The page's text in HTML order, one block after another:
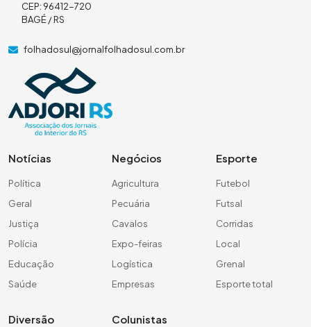
CEP: 96412-720
BAGÉ / RS
folhadosul@jornalfolhadosul.com.br
Notícias
Política
Geral
Justiça
Polícia
Educação
Saúde
Negócios
Agricultura
Pecuária
Cavalos
Expo-feiras
Logística
Empresas
Esporte
Futebol
Futsal
Corridas
Local
Grenal
Esporte total
Diversão Colunistas